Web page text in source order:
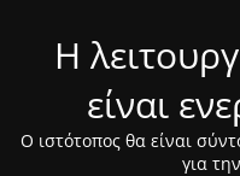
Η
είναι
Ο ιστότοπος θα είναι
για